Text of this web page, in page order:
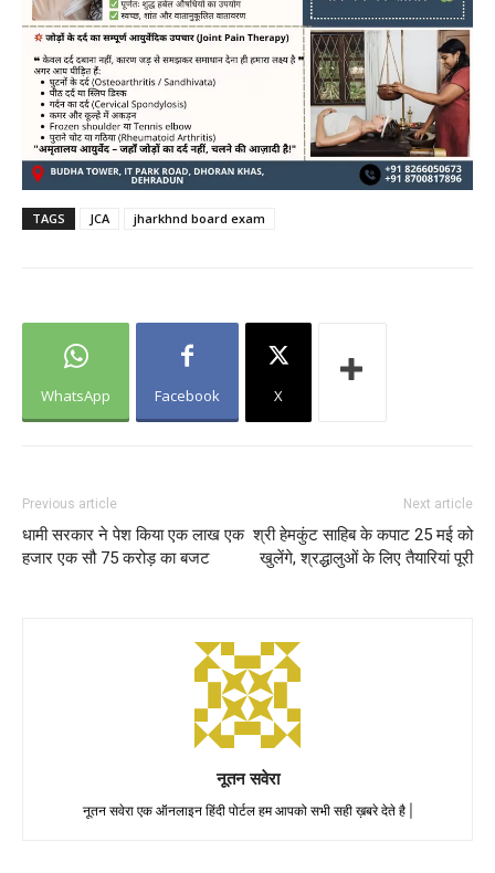
TAGS JCA jharkhnd board exam
WhatsApp Facebook X
Previous article
धामी सरकार ने पेश किया एक लाख एक
हजार एक सौ 75 करोड़ का बजट
Next article
श्री हेमकुंट साहिब के कपाट 25 मई को
खुलेंगे, श्रद्धालुओं के लिए तैयारियां पूरी
नूतन सवेरा
नूतन सवेरा एक ऑनलाइन हिंदी पोर्टल हम आपको सभी सही ख़बरे देते है |